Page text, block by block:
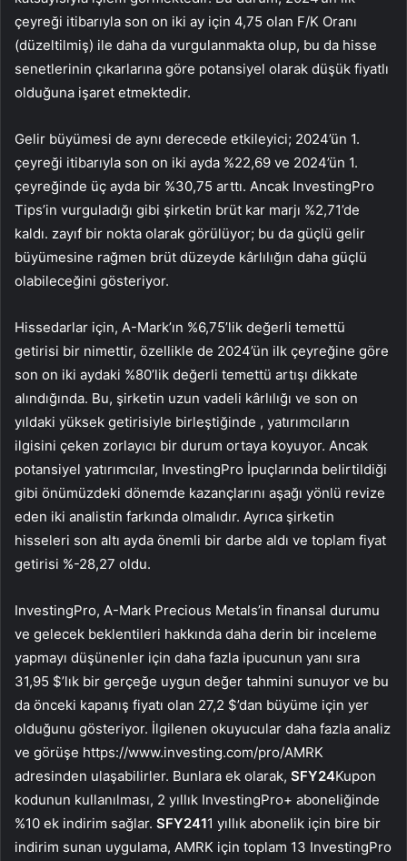
çeyreği itibarıyla son on iki ay için 4,75 olan F/K Oranı
(düzeltilmiş) ile daha da vurgulanmakta olup, bu da hisse
senetlerinin çıkarlarına göre potansiyel olarak düşük fiyatlı
olduğuna işaret etmektedir.
Gelir büyümesi de aynı derecede etkileyici; 2024’ün 1.
çeyreği itibarıyla son on iki ayda %22,69 ve 2024’ün 1.
çeyreğinde üç ayda bir %30,75 arttı. Ancak InvestingPro
Tips’in vurguladığı gibi şirketin brüt kar marjı %2,71’de
kaldı. zayıf bir nokta olarak görülüyor; bu da güçlü gelir
büyümesine rağmen brüt düzeyde kârlılığın daha güçlü
olabileceğini gösteriyor.
Hissedarlar için, A-Mark’ın %6,75’lik değerli temettü
getirisi bir nimettir, özellikle de 2024’ün ilk çeyreğine göre
son on iki aydaki %80’lik değerli temettü artışı dikkate
alındığında. Bu, şirketin uzun vadeli kârlılığı ve son on
yıldaki yüksek getirisiyle birleştiğinde , yatırımcıların
ilgisini çeken zorlayıcı bir durum ortaya koyuyor. Ancak
potansiyel yatırımcılar, InvestingPro İpuçlarında belirtildiği
gibi önümüzdeki dönemde kazançlarını aşağı yönlü revize
eden iki analistin farkında olmalıdır. Ayrıca şirketin
hisseleri son altı ayda önemli bir darbe aldı ve toplam fiyat
getirisi %-28,27 oldu.
InvestingPro, A-Mark Precious Metals’in finansal durumu
ve gelecek beklentileri hakkında daha derin bir inceleme
yapmayı düşünenler için daha fazla ipucunun yanı sıra
31,95 $’lık bir gerçeğe uygun değer tahmini sunuyor ve bu
da önceki kapanış fiyatı olan 27,2 $’dan büyüme için yer
olduğunu gösteriyor. İlgilenen okuyucular daha fazla analiz
ve görüşe https://www.investing.com/pro/AMRK
adresinden ulaşabilirler. Bunlara ek olarak, SFY24Kupon
kodunun kullanılması, 2 yıllık InvestingPro+ aboneliğinde
%10 ek indirim sağlar. SFY2411 yıllık abonelik için bire bir
indirim sunan uygulama, AMRK için toplam 13 InvestingPro